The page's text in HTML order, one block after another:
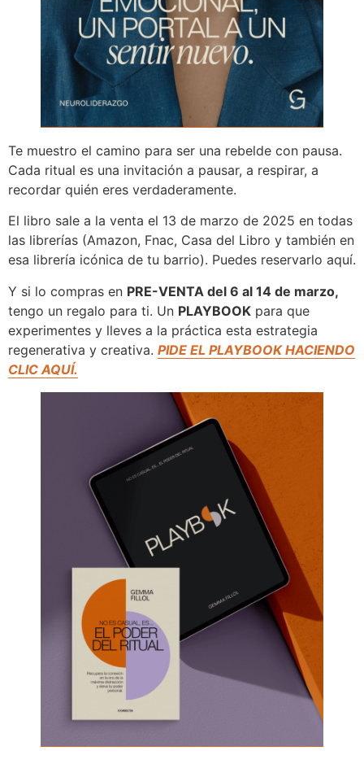
Te muestro el camino para ser una rebelde con pausa.
Cada ritual es una invitación a pausar, a respirar, a
recordar quién eres verdaderamente.
El libro sale a la venta el 13 de marzo de 2025 en todas
las librerías (Amazon, Fnac, Casa del Libro y también en
esa librería icónica de tu barrio). Puedes reservarlo aquí.
Y si lo compras en PRE-VENTA del 6 al 14 de marzo,
tengo un regalo para ti. Un PLAYBOOK para que
experimentes y lleves a la práctica esta estrategia
regenerativa y creativa. PIDE EL PLAYBOOK HACIENDO
CLIC AQUÍ.